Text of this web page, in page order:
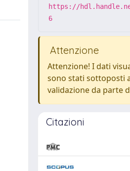
https://
6
Attenzione
Attenzione! I dati
sono stati sottoposti
validazione da parte
Citazioni